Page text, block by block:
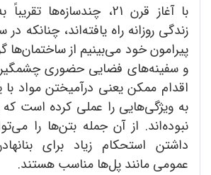
با آغاز قرن 21، چندسازه‌ها
زندگی روزانه راه یافته‌اند، چنانکه
پیرامون خود می‌بینیم از ساختمان‌ها
و سفینه‌های فضایی حضوری چشمگیر
اقدام ممکن یعنی درآمیختن مواد
به ویژگی‌هایی را عملی کرده است که
نبوده‌اند. از آن جمله بتن‌ها را
داشتن استحکام زیاد برای
عمومی مانند پل‌ها مناسب هستند.